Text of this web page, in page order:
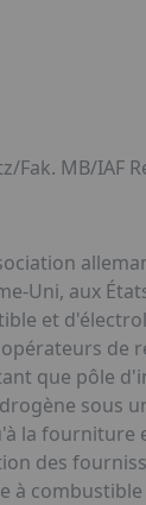
Fak. MB/IAF
Uni, aux
et
de
que pôle
sous
la fourniture
des
à